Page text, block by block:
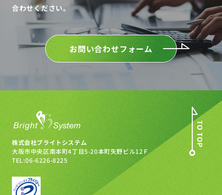
合わせください。
お問い合わせフォーム
株式会社ブライトシステム
大阪市中央区南本町4丁目5-20本町矢野ビル12Ｆ
TEL:06-6226-8225